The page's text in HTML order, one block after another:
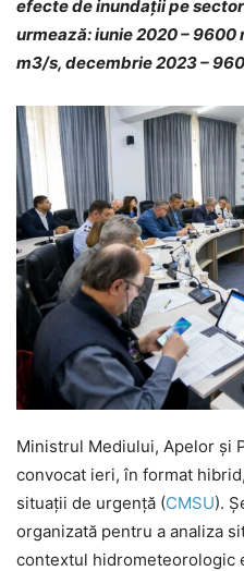
efecte de inundaţii pe
urmează: iunie 2020 – 9600
m3/s, decembrie 2023 –
Ministrul Mediului, Apelor și
convocat ieri, în format
situaţii de urgenţă (CMSU).
organizată pentru a analiza
contextul hidrometeorologic